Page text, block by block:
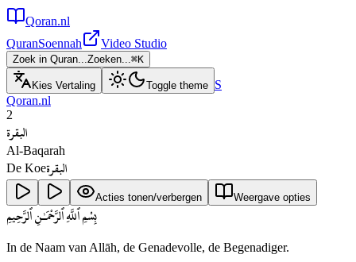
Qoran.nl
QuranSoennah Video Studio
Zoek in Quran...Zoeken...⌘K
Kies Vertaling Toggle theme S
Qoran.nl
2
البقرة
Al-Baqarah
De Koeالبقرة
Acties tonen/verbergen Weergave opties
بِسْمِ ٱللَّهِ ٱلرَّحْمَـٰنِ ٱلرَّحِيمِ
In de Naam van Allāh, de Genadevolle, de Begenadiger.